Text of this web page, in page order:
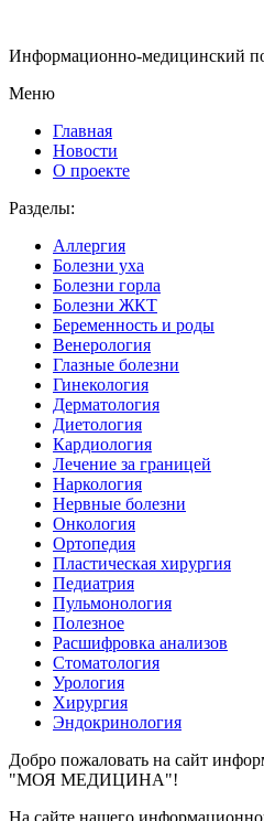
Информационно-медицинский
Меню
Главная
Новости
О проекте
Разделы:
Аллергия
Болезни уха
Болезни горла
Болезни ЖКТ
Беременность и роды
Венерология
Глазные болезни
Гинекология
Дерматология
Диетология
Кардиология
Лечение за границей
Наркология
Нервные болезни
Онкология
Ортопедия
Пластическая хирургия
Педиатрия
Пульмонология
Полезное
Расшифровка анализов
Стоматология
Урология
Хирургия
Эндокринология
Добро пожаловать на сайт
"МОЯ МЕДИЦИНА"!
На сайте нашего